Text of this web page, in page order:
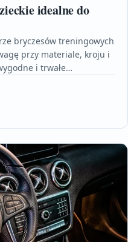
idealne do
bryczesów treningowych
przy materiale, kroju i
i trwałe…